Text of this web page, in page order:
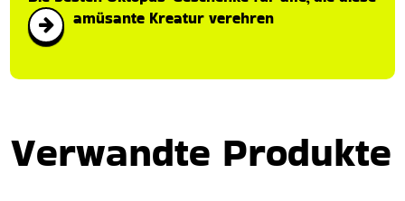
amüsante Kreatur verehren
Verwandte Produkte